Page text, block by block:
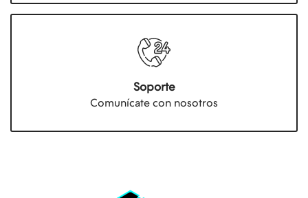
Soporte
Comunícate con nosotros